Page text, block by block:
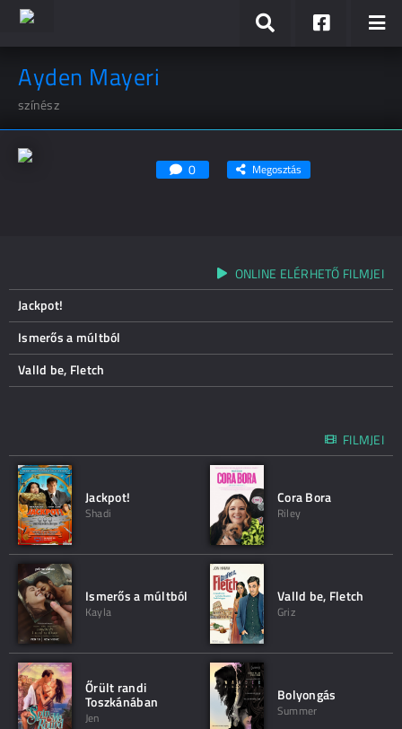
Ayden Mayeri
színész
0 Megosztás
ONLINE ELÉRHETŐ FILMJEI
Jackpot!
Ismerős a múltból
Valld be, Fletch
FILMJEI
Jackpot!
Shadi
Cora Bora
Riley
Ismerős a múltból
Kayla
Valld be, Fletch
Griz
Őrült randi
Toszkánában
Jen
Bolyongás
Summer